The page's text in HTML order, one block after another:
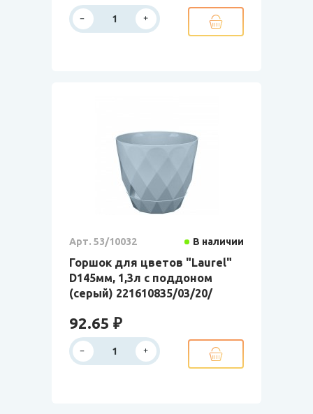
Арт. 53/10032 В наличии
Горшок для цветов "Laurel"
D145мм, 1,3л с поддоном
(серый) 221610835/03/20/
92.65 ₽